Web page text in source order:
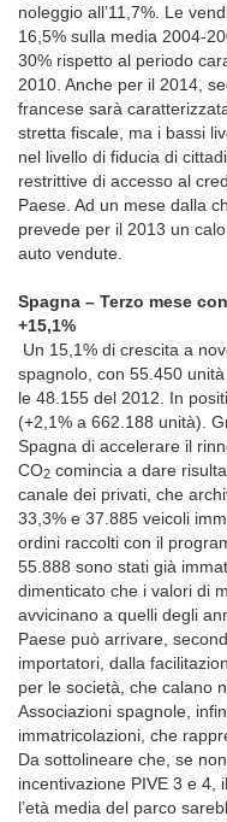
noleggio all’11,7%. Le
16,5% sulla media 2004-
30% rispetto al periodo
2010. Anche per il 2014,
francese sarà
stretta fiscale, ma i bassi
nel livello di fiducia di
restrittive di accesso al
Paese. Ad un mese dalla
prevede per il 2013 un
auto vendute.
Spagna – Terzo mese
+15,1%
Un 15,1% di crescita a
spagnolo, con 55.450
le 48.155 del 2012. In
(+2,1% a 662.188 unità).
Spagna di accelerare il
CO2 comincia a dare
canale dei privati, che
33,3% e 37.885 veicoli
ordini raccolti con il
55.888 sono stati già
dimenticato che i valori di
avvicinano a quelli degli
Paese può arrivare,
importatori, dalla
per le società, che calano
Associazioni spagnole,
immatricolazioni, che
Da sottolineare che, se
incentivazione PIVE 3 e 4,
l’età media del parco